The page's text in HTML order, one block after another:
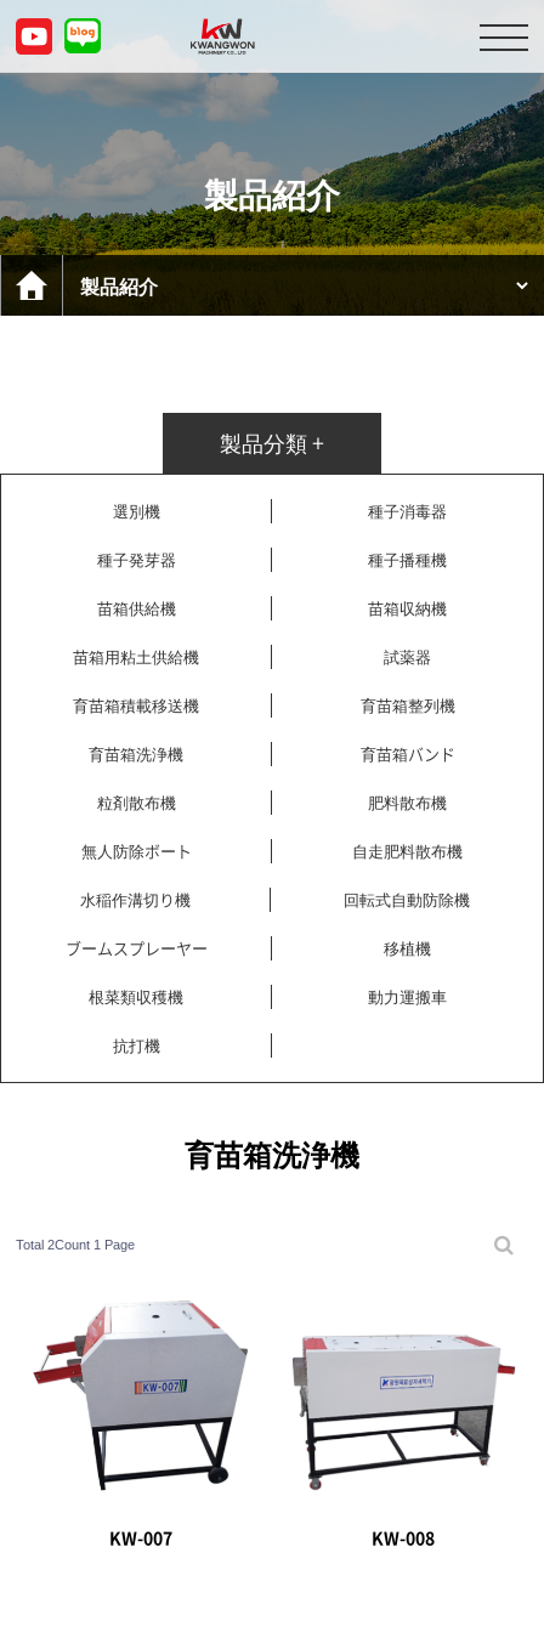
会社紹介
製品紹介
顧客センター
お問い合わせ
製品紹介
製品分類 +
選別機 種子消毒器
種子発芽器 種子播種機
苗箱供給機 苗箱収納機
苗箱用粘土供給機 試薬器
育苗箱積載移送機 育苗箱整列機
育苗箱洗浄機 育苗箱バンド
粒剤散布機 肥料散布機
無人防除ボート 自走肥料散布機
水稲作溝切り機 回転式自動防除機
ブームスプレーヤー 移植機
根菜類収穫機 動力運搬車
抗打機
育苗箱洗浄機
Total 2Count 1 Page
KW-007 KW-008